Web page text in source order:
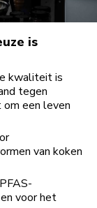
is
kwaliteit is
tegen
een leven
van koken
voor het